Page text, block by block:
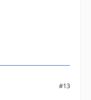
#13